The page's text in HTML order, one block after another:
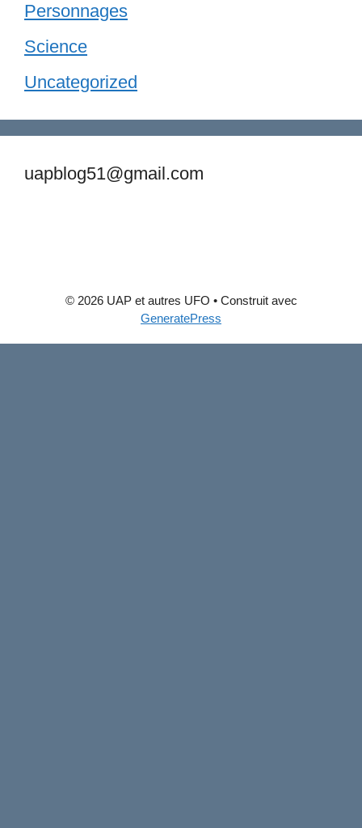
Personnages
Science
Uncategorized
uapblog51@gmail.com
© 2026 UAP et autres UFO • Construit avec
GeneratePress